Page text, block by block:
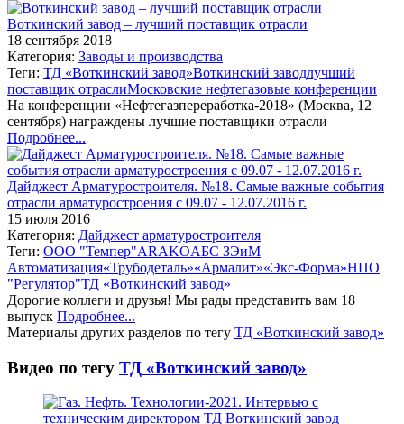
Воткинский завод – лучший поставщик отрасли
18 сентября 2018
Категория: Заводы и производства
Теги: ТД «Воткинский завод»Воткинский заводлучший
поставщик отраслиМосковские нефтегазовые конференции
На конференции «Нефтегазпереработка-2018» (Москва, 12
сентября) награждены лучшие поставщики отрасли
Подробнее...
Дайджест Арматуростроителя. №18. Самые важные события
отрасли арматуростроения с 09.07 - 12.07.2016 г.
15 июля 2016
Категория: Дайджест арматуростроителя
Теги: ООО "Темпер"ARAKOАБС ЗЭиМ
Автоматизация«Трубодеталь»«Армалит»«Экс-Форма»НПО
"Регулятор"ТД «Воткинский завод»
Дорогие коллеги и друзья! Мы рады представить вам 18
выпуск Подробнее...
Материалы других разделов по тегу ТД «Воткинский завод»
Видео по тегу ТД «Воткинский завод»